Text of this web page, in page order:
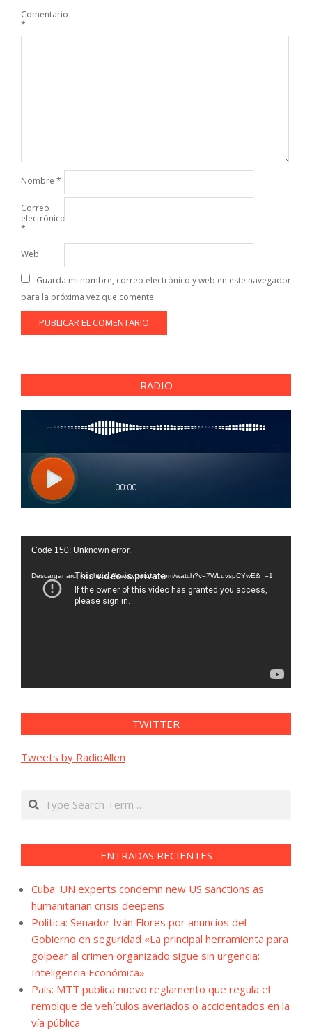
Comentario
*
Nombre *
Correo
electrónico
*
Web
Guarda mi nombre, correo electrónico y web en este navegador
para la próxima vez que comente.
RADIO
Reproductor
vídeo
Code 150: Unknown error.
Descargar archivo: https://www.youtube.com/watch?v=7WLuvspCYwE&_=1
TWITTER
Tweets by RadioAllen
Search
ENTRADAS RECIENTES
Cuba: UN experts condemn new US sanctions as
humanitarian crisis deepens
Política: Senador Iván Flores por anuncios del
Gobierno en seguridad «La principal herramienta para
golpear al crimen organizado sigue sin urgencia;
Inteligencia Económica»
País: MTT publica nuevo reglamento que regula el
remolque de vehículos averiados o accidentados en la
vía pública